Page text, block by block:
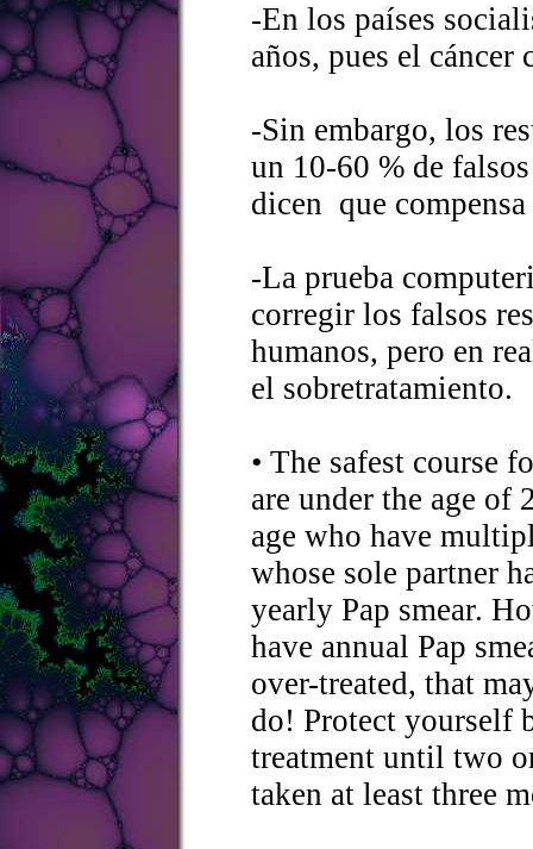
-En los países
años, pues el cáncer
-Sin embargo, los
un 10-60 % de
dicen que
-La prueba
corregir los falsos
humanos, pero en
el sobretratamiento.
• The safest course
are under the age of
age who have
whose sole partner
yearly Pap smear.
have annual Pap
over-treated, that
do! Protect yourself
treatment until two
taken at least three